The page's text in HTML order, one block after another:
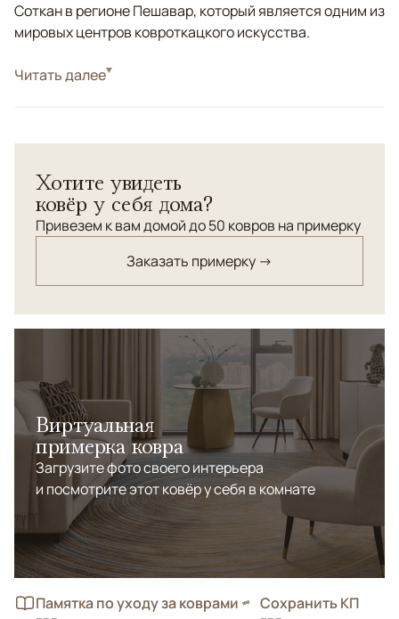
Соткан в регионе Пешавар, который является одним из
мировых центров ковроткацкого искусства.
СтильКилимы и сумахи
Читать далее
Хотите увидеть
ковёр у себя дома?
Привезем к вам домой до 50 ковров на примерку
Заказать примерку →
Виртуальная
примерка ковра
Загрузите фото своего интерьера
и посмотрите этот ковёр у себя в комнате
Памятка по уходу за коврами Сохранить КП